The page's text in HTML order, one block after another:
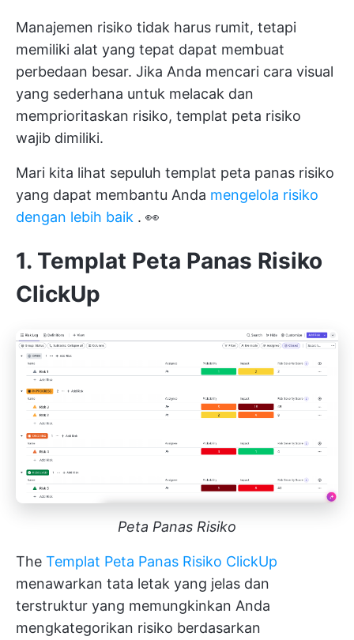
Manajemen risiko tidak harus rumit, tetapi
memiliki alat yang tepat dapat membuat
perbedaan besar. Jika Anda mencari cara visual
yang sederhana untuk melacak dan
memprioritaskan risiko, templat peta risiko
wajib dimiliki.
Mari kita lihat sepuluh templat peta panas risiko
yang dapat membantu Anda mengelola risiko
dengan lebih baik . 👀
1. Templat Peta Panas Risiko
ClickUp
Peta Panas Risiko
The Templat Peta Panas Risiko ClickUp
menawarkan tata letak yang jelas dan
terstruktur yang memungkinkan Anda
mengkategorikan risiko berdasarkan